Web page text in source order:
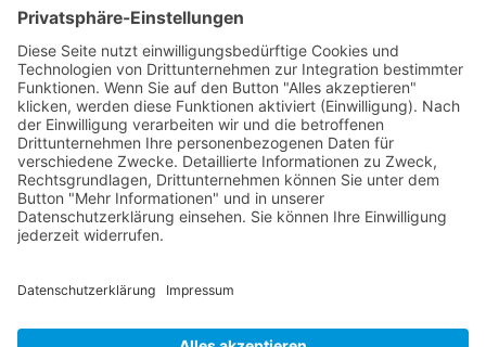
Zahnarzt
Tennis
Tankstelle
Tierbedarf
Parken
Für Ihr Unternehmen
Sichern Sie sich die Vorteile vondas ist nah! Mit uns
erreichen Sie neue Kunden und bleiben Ihren
Bestandskunden in guter Erinnerung.
Schon ab günstigen 29,- € im Monat.
Jetzt informieren